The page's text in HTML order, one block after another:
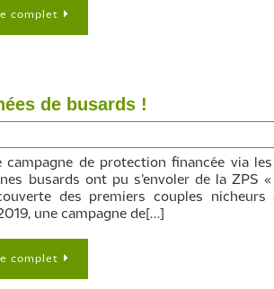
complet
de busards !
campagne de protection financée via
busards ont pu s’envoler de la ZPS
des premiers couples
une campagne de[…]
complet